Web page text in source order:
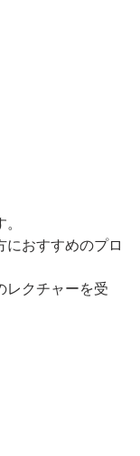
おすすめのプロ
レクチャーを受